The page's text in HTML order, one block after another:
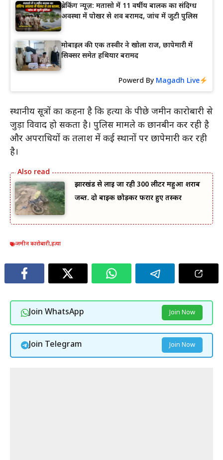
ब्रेकिंग न्यूज़: मतासो में 11 वर्षीय बालक का संदिग्ध
अवस्था में पोखर से शव बरामद, जांच में जुटी पुलिस
मोबाइल की एक तस्वीर ने खोला राज, छापेमारी में
सिक्सर समेत हथियार बरामद
Powerd By Magadh Live
स्थानीय सूत्रों का कहना है कि हत्या के पीछे जमीन कारोबारी से
जुड़ा विवाद हो सकता है। पुलिस मामले की छानबीन कर रही है
और अपराधियों की तलाश में कई स्थानों पर छापेमारी कर रही
है।
झारखंड से लाई जा रही 300 लीटर महुआ शराब
जब्त. दो बाइक छोड़कर फरार हुए तस्कर
जमीन कारोबारी,हत्या
Join WhatsApp Join Now
Join Telegram Join Now